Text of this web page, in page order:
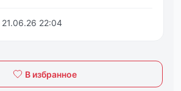
21.06.26 22:04
В избранное